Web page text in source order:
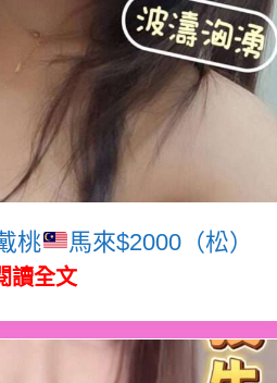
桃 馬來$2000（松）
讀全文